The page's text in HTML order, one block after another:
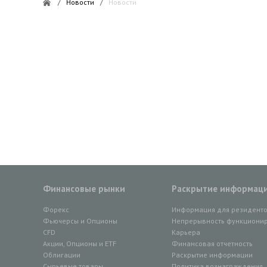
/ Новости / Новости
Финансовые рынки
Форекс
Фьючерсы и Опционы
CFD
Акции, Опционы и ETF
Облигации
Раскрытие
Информация для
Непрерывность
Карьера
Финансовая отчетность
Раскрытие информации